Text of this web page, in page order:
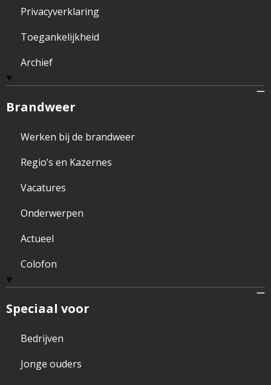
Privacyverklaring
Toegankelijkheid
Archief
Brandweer
Werken bij de brandweer
Regio’s en Kazernes
Vacatures
Onderwerpen
Actueel
Colofon
Speciaal voor
Bedrijven
Jonge ouders